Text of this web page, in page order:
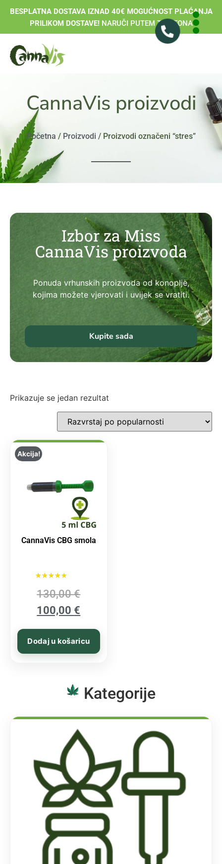
BESPLATNA DOSTAVA IZNAD 40€ MOGUĆNOST PLAĆANJA
PRILIKOM DOSTAVE!NARUČI PUTEM TELEFONA
CannaVis proizvodi
Početna / Proizvodi / Proizvodi označeni “stres”
Izbor za Miss
CannaVis proizvoda
Ponuda vrhunskih proizvoda od konoplje,
kojima možete vjerovati i uvijek se vratiti.
Kupite sada
Prikazuje se jedan rezultat
Akcija!
CannaVis CBG smola
5.00
od 5
130,00€
100,00 €
Dodaj u košaricu
Kategorije